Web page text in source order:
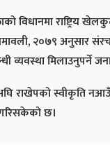
विधानमा राष्ट्रिय
२०७९ अनुसार
व्यवस्था मिलाउनुपर्ने
राखेपको स्वीकृति
छ।